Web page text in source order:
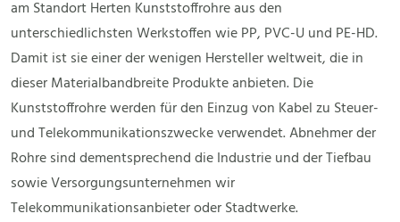
am Standort Herten Kunststoffrohre aus den
unterschiedlichsten Werkstoffen wie PP, PVC-U und PE-HD.
Damit ist sie einer der wenigen Hersteller weltweit, die in
dieser Materialbandbreite Produkte anbieten. Die
Kunststoffrohre werden für den Einzug von Kabel zu Steuer-
und Telekommunikationszwecke verwendet. Abnehmer der
Rohre sind dementsprechend die Industrie und der Tiefbau
sowie Versorgungsunternehmen wir
Telekommunikationsanbieter oder Stadtwerke.